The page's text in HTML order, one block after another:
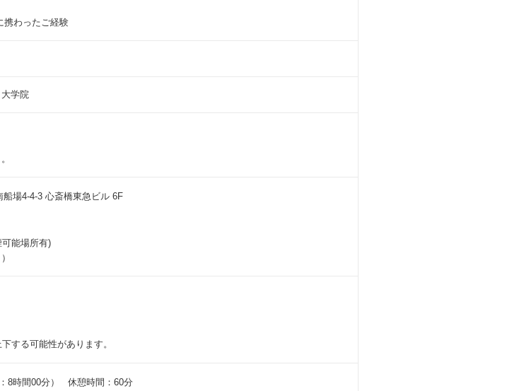
携わったご経験
学院
場4-4-3 心斎橋東急ビル 6F
能場所有)
する可能性があります。
8時間00分） 休憩時間：60分